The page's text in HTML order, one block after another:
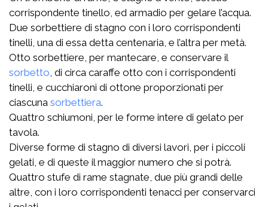
corrispondente tinello, ed armadio per gelare l’acqua.
Due sorbettiere di stagno con i loro corrispondenti
tinelli, una di essa detta centenaria, e l’altra per metà.
Otto sorbettiere, per mantecare, e conservare il
sorbetto , di circa caraffe otto con i corrispondenti
tinelli, e cucchiaroni di ottone proporzionati per
ciascuna sorbettiera.
Quattro schiumoni, per le forme intere di gelato per
tavola.
Diverse forme di stagno di diversi lavori, per i piccoli
gelati, e di queste il maggior numero che si potrà.
Quattro stufe di rame stagnate, due più grandi delle
altre, con i loro corrispondenti tenacci per conservarci